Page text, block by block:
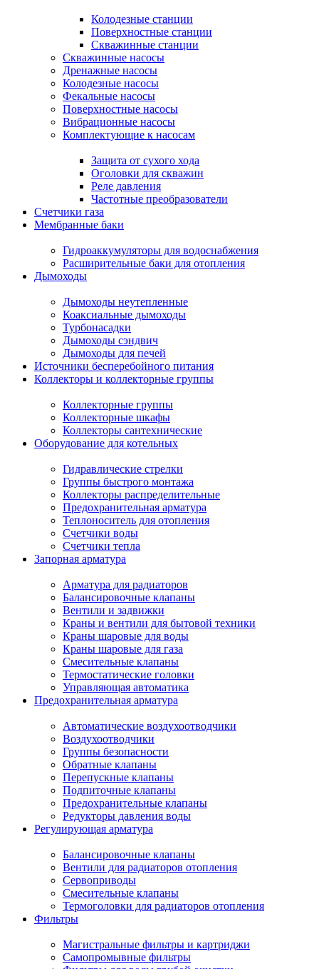
Колодезные станции
Поверхностные станции
Скважинные станции
Скважинные насосы
Дренажные насосы
Колодезные насосы
Фекальные насосы
Поверхностные насосы
Вибрационные насосы
Комплектующие к насосам
Защита от сухого хода
Оголовки для скважин
Реле давления
Частотные преобразователи
Счетчики газа
Мембранные баки
Гидроаккумуляторы для водоснабжения
Расширительные баки для отопления
Дымоходы
Дымоходы неутепленные
Коаксиальные дымоходы
Турбонасадки
Дымоходы сэндвич
Дымоходы для печей
Источники бесперебойного питания
Коллекторы и коллекторные группы
Коллекторные группы
Коллекторные шкафы
Коллекторы сантехнические
Оборудование для котельных
Гидравлические стрелки
Группы быстрого монтажа
Коллекторы распределительные
Предохранительная арматура
Теплоноситель для отопления
Счетчики воды
Счетчики тепла
Запорная арматура
Арматура для радиаторов
Балансировочные клапаны
Вентили и задвижки
Краны и вентили для бытовой техники
Краны шаровые для воды
Краны шаровые для газа
Смесительные клапаны
Термостатические головки
Управляющая автоматика
Предохранительная арматура
Автоматические воздухоотводчики
Воздухоотводчики
Группы безопасности
Обратные клапаны
Перепускные клапаны
Подпиточные клапаны
Предохранительные клапаны
Редукторы давления воды
Регулирующая арматура
Балансировочные клапаны
Вентили для радиаторов отопления
Сервоприводы
Смесительные клапаны
Термоголовки для радиаторов отопления
Фильтры
Магистральные фильтры и картриджи
Самопромывные фильтры